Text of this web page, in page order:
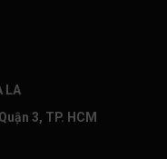
LA
3, TP. HCM